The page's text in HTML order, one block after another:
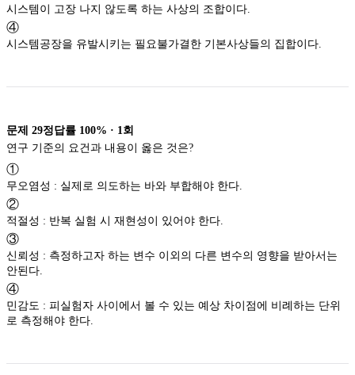
시스템이 고장 나지 않도록 하는 사상의 조합이다.
④
시스템공장을 유발시키는 필요불가결한 기본사상들의 집합이다.
문제 29정답률 100% · 1 회
연구 기준의 요건과 내용이 옳은 것은?
①
무오염성 : 실제로 의도하는 바와 부합해야 한다.
②
적절성 : 반복 실험 시 재현성이 있어야 한다.
③
신뢰성 : 측정하고자 하는 변수 이외의 다른 변수의 영향을 받아서는
안된다.
④
민감도 : 피실험자 사이에서 볼 수 있는 예상 차이점에 비례하는 단위
로 측정해야 한다.